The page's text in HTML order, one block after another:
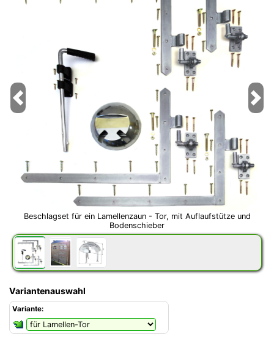
Beschlagset für ein Lamellenzaun - Tor, mit Auflaufstütze und
Bodenschieber
Previous Next
Variantenauswahl
Variante: